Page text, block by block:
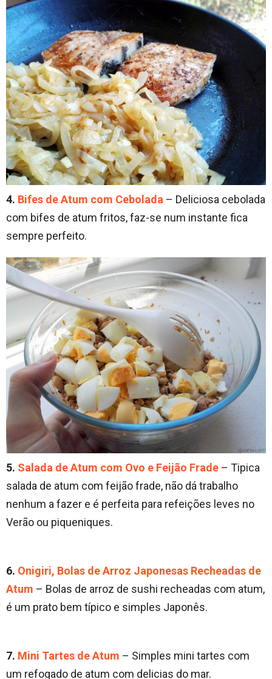
4. Bifes de Atum com Cebolada – Deliciosa cebolada
com bifes de atum fritos, faz-se num instante fica
sempre perfeito.
5. Salada de Atum com Ovo e Feijão Frade – Tipica
salada de atum com feijão frade, não dá trabalho
nenhum a fazer e é perfeita para refeições leves no
Verão ou piqueniques.
6. Onigiri, Bolas de Arroz Japonesas Recheadas de
Atum – Bolas de arroz de sushi recheadas com atum,
é um prato bem típico e simples Japonês.
7. Mini Tartes de Atum – Simples mini tartes com
um refogado de atum com delicias do mar.